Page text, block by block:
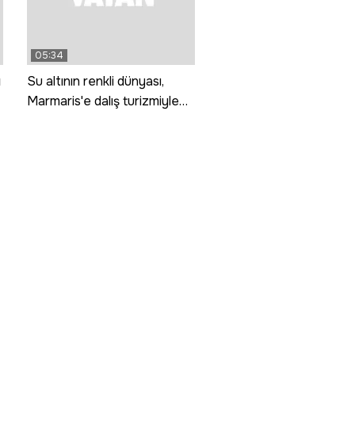
05:34
Su altının renkli dünyası,
Marmaris'e dalış turizmiyle